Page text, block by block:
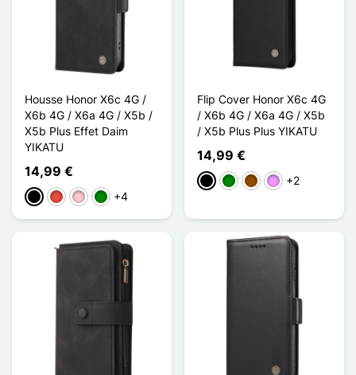
Housse Honor X6c 4G /
X6b 4G / X6a 4G / X5b /
X5b Plus Effet Daim
YIKATU
14,99 €
Schwarz
Rot PinkGrün+4
Flip Cover Honor X6c 4G
/ X6b 4G / X6a 4G / X5b
/ X5b Plus Plus YIKATU
14,99 €
Schwarz
GrünBraunHellviolett
+2